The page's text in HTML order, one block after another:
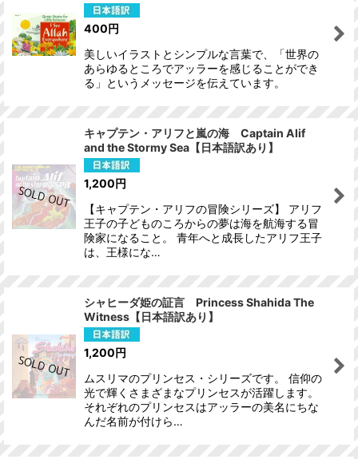
400円
美しいイラストとシンプルな言葉で、「世界の
あらゆるところでアッラーを感じることができ
る」というメッセージを伝えています。
キャプテン・アリフと嵐の海 Captain Alif
and the Stormy Sea【日本語訳あり】
1,200円
【キャプテン・アリフの冒険シリーズ】 アリフ
王子の子どものころからの夢は海を航海する冒
険家になること。 青年へと成長したアリフ王子
は、王様にな…
シャヒーダ姫の証言 Princess Shahida The
Witness【日本語訳あり】
1,200円
ムスリマのプリンセス・シリーズです。 信仰の
光で輝くさまざまなプリンセスが活躍します。
それぞれのプリンセスはアッラーの美名にちな
んだ名前が付けら…